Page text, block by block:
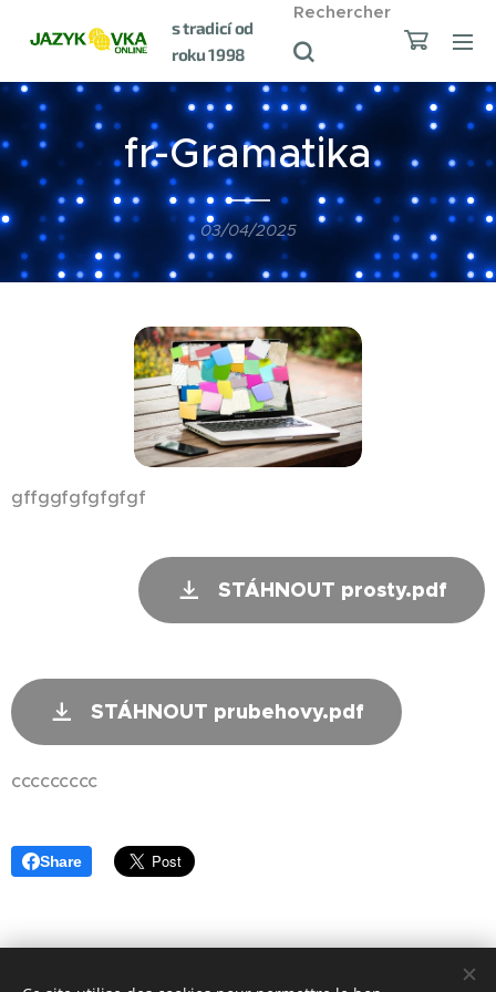
s tradicí od
roku 1998
Rechercher
fr-Gramatika
03/04/2025
gffggfgfgfgfgf
STÁHNOUT prosty.pdf
STÁHNOUT prubehovy.pdf
ccccccccc
Share